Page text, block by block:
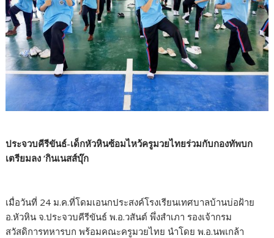
ประจวบคีรีขันธ์-เด็กหัวหินซ้อมไหว้ครูมวยไทยร่วมกับกองทัพบก
เตรียมลง ‘กินเนสส์บุ๊ก
เมื่อวันที่ 24 ม.ค.ที่โดมเอนกประสงค์โรงเรียนเทศบาลบ้านบ่อฝ้าย
อ.หัวหิน จ.ประจวบคีรีขันธ์ พ.อ.วสันต์ พึ่งสำเภา รองเจ้ากรม
สวัสดิการทหารบก พร้อมคณะครูมวยไทย นำโดย พ.อ.นพเกล้า